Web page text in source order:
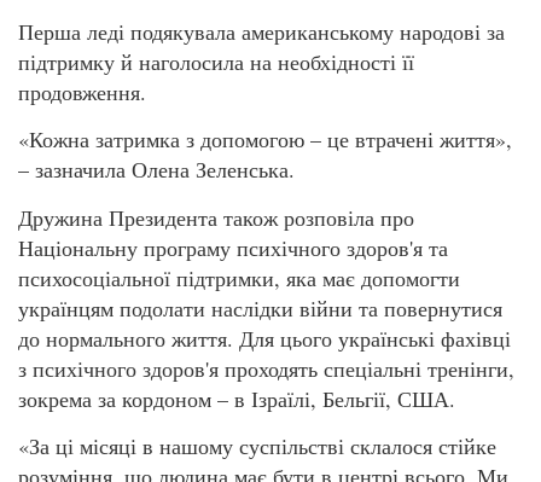
Перша леді подякувала американському народові за
підтримку й наголосила на необхідності її
продовження.
«Кожна затримка з допомогою – це втрачені життя»,
– зазначила Олена Зеленська.
Дружина Президента також розповіла про
Національну програму психічного здоров'я та
психосоціальної підтримки, яка має допомогти
українцям подолати наслідки війни та повернутися
до нормального життя. Для цього українські фахівці
з психічного здоров'я проходять спеціальні тренінги,
зокрема за кордоном – в Ізраїлі, Бельгії, США.
«За ці місяці в нашому суспільстві склалося стійке